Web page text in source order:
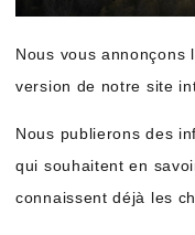
Nous vous annonçons
version de notre site
Nous publierons des
qui souhaitent en
connaissent déjà les